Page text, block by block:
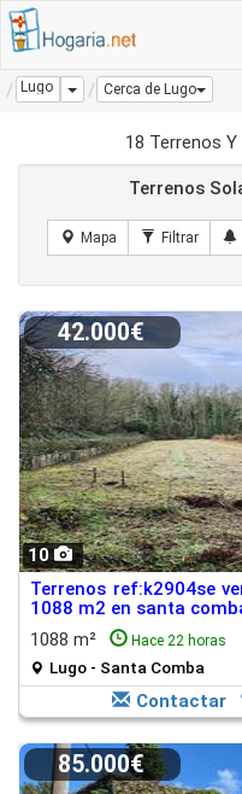
Lugo Dropdown
Cerca de Lugo
18 Terrenos
Terrenos
10
42.000€
Terrenos ref:k2904se
1088 m2 en santa
1088 m²
Hace 22 horas
Lugo - Santa Comba
Contactar
85.000€